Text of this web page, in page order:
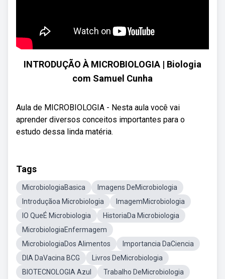
INTRODUÇÃO À MICROBIOLOGIA | Biologia
com Samuel Cunha
Aula de MICROBIOLOGIA - Nesta aula você vai
aprender diversos conceitos importantes para o
estudo dessa linda matéria.
Tags
MicrobiologiaBasica
Imagens DeMicrobiologia
Introduçãoa Microbiologia
ImagemMicrobiologia
lO QueÉ Microbiologia
HistoriaDa Microbiologia
MicrobiologiaEnfermagem
MicrobiologiaDos Alimentos
Importancia DaCiencia
DIA DaVacina BCG
Livros DeMicrobiologia
BIOTECNOLOGIA Azul
Trabalho DeMicrobiologia